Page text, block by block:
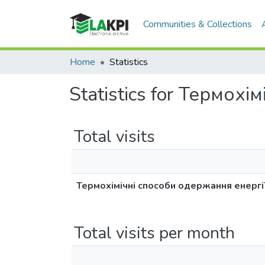
Communities & Collections
Home Statistics
Statistics for
Total visits
Термохімічні способи одержання
Total visits per month